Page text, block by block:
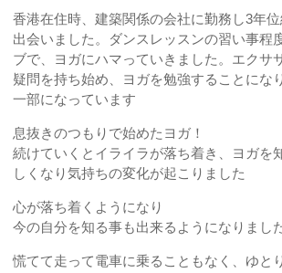
香港在住時、建築関係の会社に勤務し3年
出会いました。ダンスレッスンの習い事程
ブで、ヨガにハマっていきました。エクサ
疑問を持ち始め、ヨガを勉強することにな
一部になっています
息抜きのつもりで始めたヨガ！
続けていくとイライラが落ち着き、ヨガを
しくなり気持ちの変化が起こりました
心が落ち着くようになり
今の自分を知る事も出来るようになりまし
慌てて走って電車に乗ることもなく、ゆと